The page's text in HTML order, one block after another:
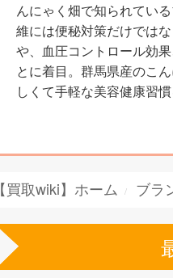
んにゃく畑で知られてい
維には便秘対策だけでは
や、血圧コントロール効
とに着目。群馬県産のこ
しくて手軽な美容健康習
【買取wiki】ホーム ブラ